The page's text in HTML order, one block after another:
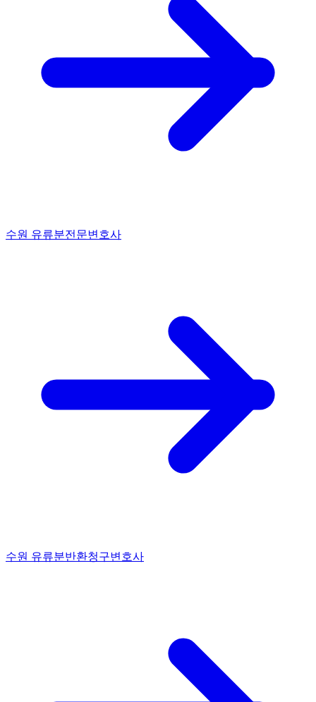
수원 유류분전문변호사
수원 유류분반환청구변호사